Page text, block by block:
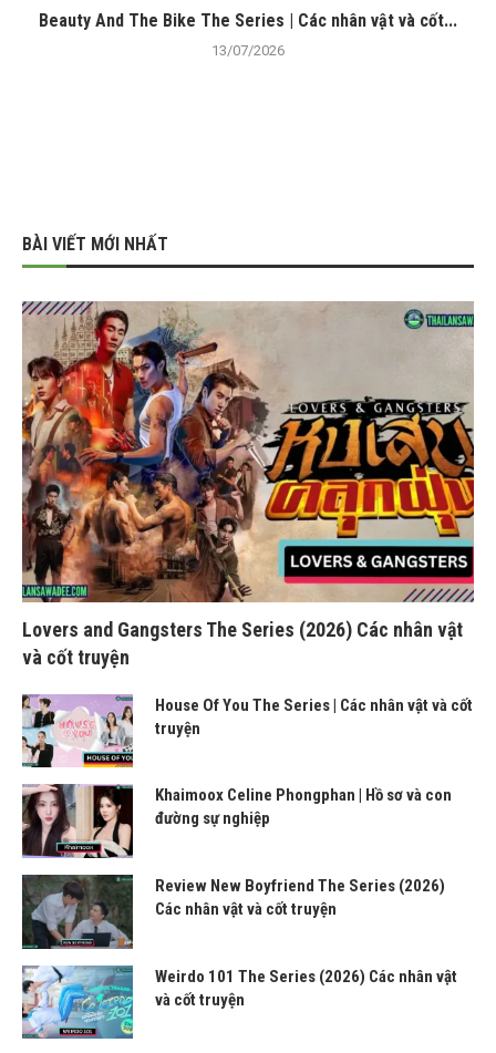
Beauty And The Bike The Series | Các nhân vật và cốt...
13/07/2026
BÀI VIẾT MỚI NHẤT
Lovers and Gangsters The Series (2026) Các nhân vật
và cốt truyện
House Of You The Series | Các nhân vật và cốt
truyện
Khaimoox Celine Phongphan | Hồ sơ và con
đường sự nghiệp
Review New Boyfriend The Series (2026)
Các nhân vật và cốt truyện
Weirdo 101 The Series (2026) Các nhân vật
và cốt truyện